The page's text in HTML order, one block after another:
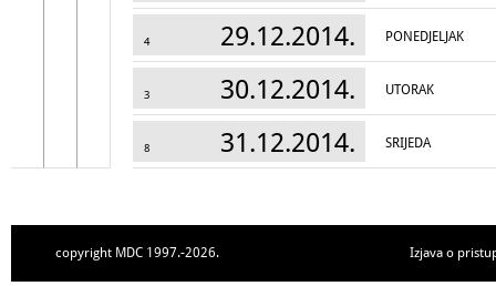
4 29.12.2014. PONEDJELJAK
3 30.12.2014. UTORAK
8 31.12.2014. SRIJEDA
copyright MDC 1997.-2026. Izjava o